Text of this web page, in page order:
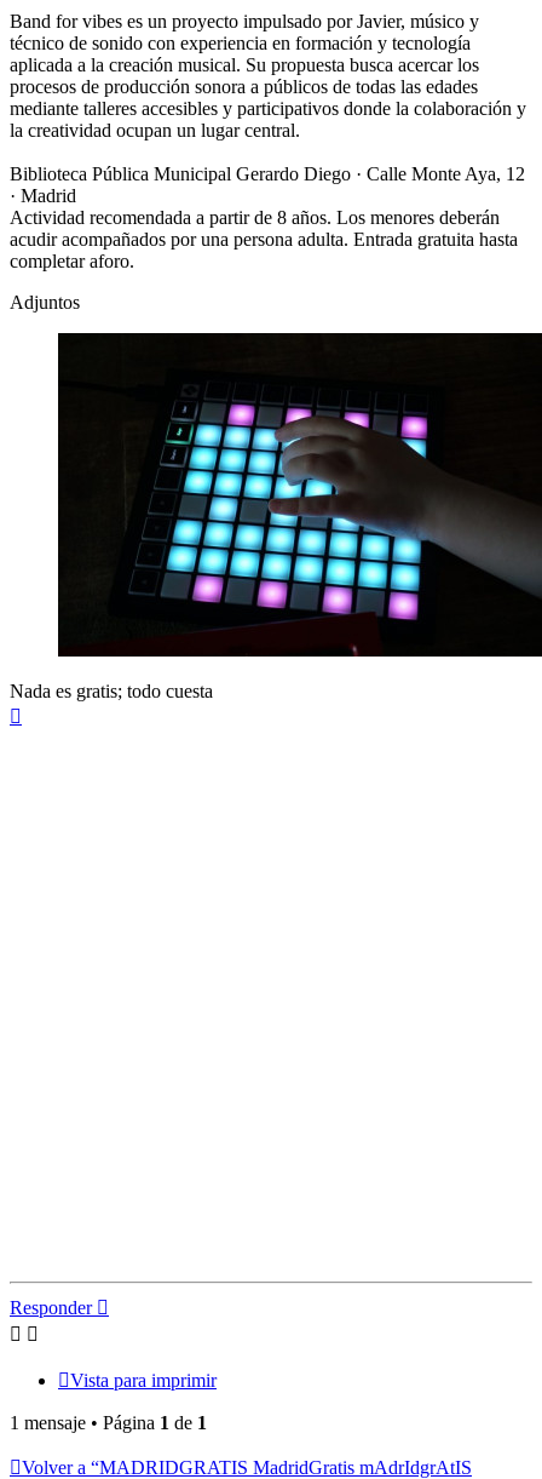
Band for vibes es un proyecto impulsado por Javier, músico y
técnico de sonido con experiencia en formación y tecnología
aplicada a la creación musical. Su propuesta busca acercar los
procesos de producción sonora a públicos de todas las edades
mediante talleres accesibles y participativos donde la colaboración y
la creatividad ocupan un lugar central.
Biblioteca Pública Municipal Gerardo Diego · Calle Monte Aya, 12
· Madrid
Actividad recomendada a partir de 8 años. Los menores deberán
acudir acompañados por una persona adulta. Entrada gratuita hasta
completar aforo.
Adjuntos
Nada es gratis; todo cuesta
Responder
Vista para imprimir
1 mensaje • Página 1 de 1
Volver a “MADRIDGRATIS MadridGratis mAdrIdgrAtIS